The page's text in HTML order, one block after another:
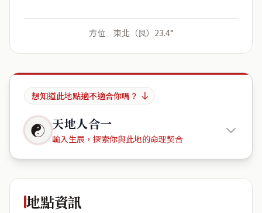
方位 東北（艮）23.4°
想知道此地點適不適合你嗎？
☯ 天地人合一
輸入生辰，探索你與此地的命理契合
三輝歌劇
地點資訊